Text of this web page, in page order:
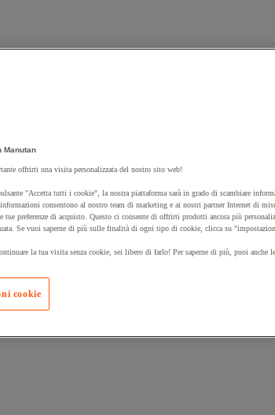
un prodotto:
Manutan Expert
Manutan
offrirti una visita personalizzata del nostro sito web!
"Accetta tutti i cookie", la nostra piattaforma sarà in grado di scambiare
consentono al nostro team di marketing e ai nostri partner Internet di
tue preferenze di acquisto. Questo ci consente di offrirti prodotti ancora più
Se vuoi saperne di più sulle finalità di ogni tipo di cookie, clicca su
la tua visita senza cookie, sei libero di farlo! Per saperne di più, puoi anche
cookie